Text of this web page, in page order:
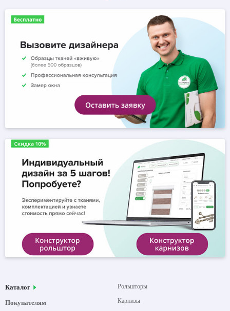
Каталог
Покупателям
Рольшторы
Карнизы